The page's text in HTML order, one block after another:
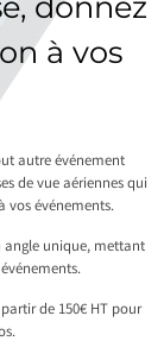
à vos
autre événement
de vue aériennes qui
événements.
angle unique, mettant
de 150€ HT pour